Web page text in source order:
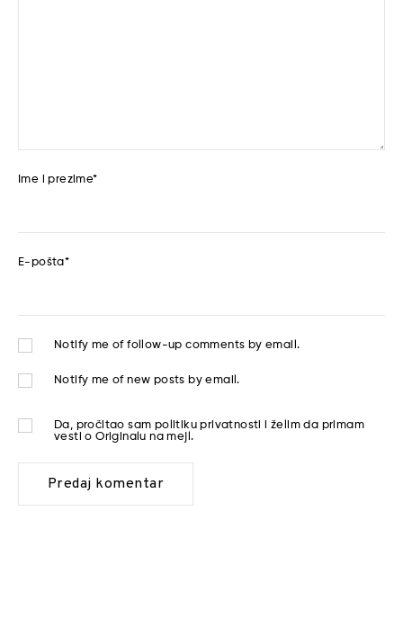
Ime i prezime*
E-pošta*
Notify me of follow-up comments by email.
Notify me of new posts by email.
Da, pročitao sam politiku privatnosti
i želim da primam
vesti o Originalu na mejl.